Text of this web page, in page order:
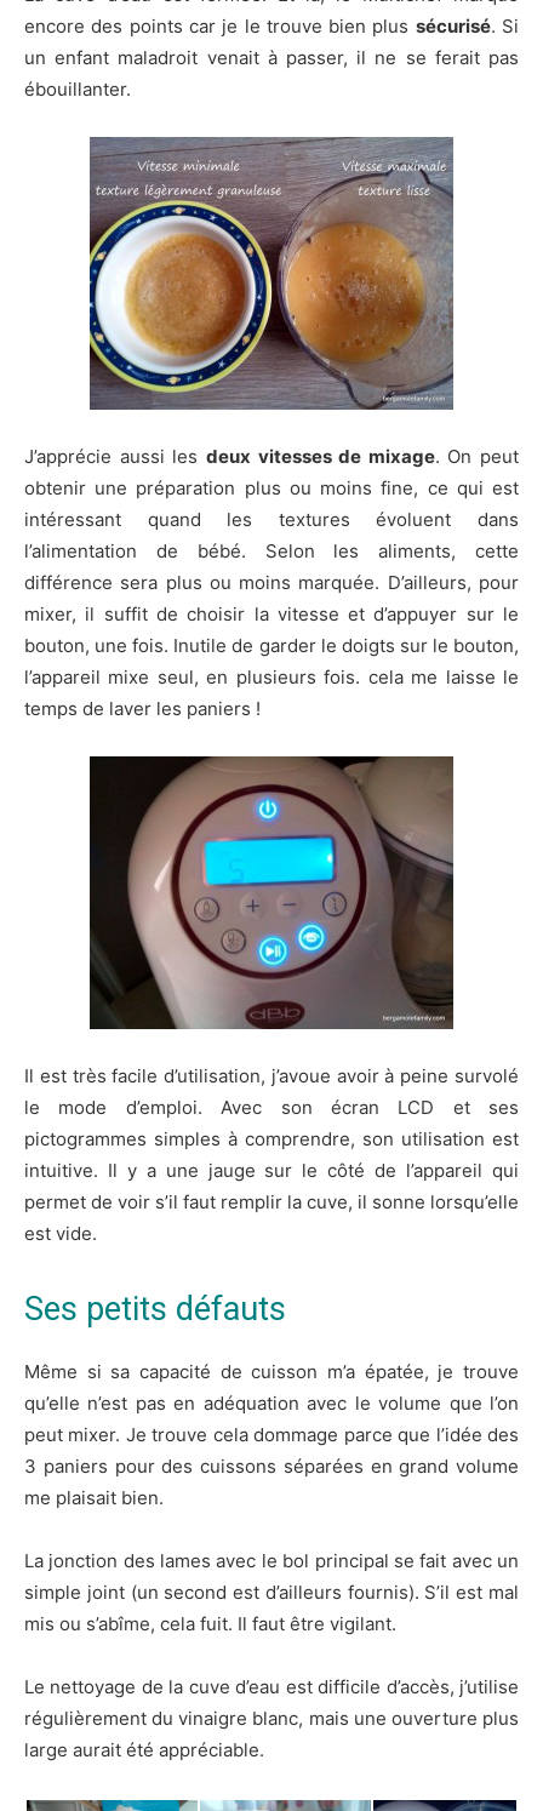
encore des points car je le trouve bien plus sécurisé. Si
un enfant maladroit venait à passer, il ne se ferait pas
ébouillanter.
J’apprécie aussi les deux vitesses de mixage. On peut
obtenir une préparation plus ou moins fine, ce qui est
intéressant quand les textures évoluent dans
l’alimentation de bébé. Selon les aliments, cette
différence sera plus ou moins marquée. D’ailleurs, pour
mixer, il suffit de choisir la vitesse et d’appuyer sur le
bouton, une fois. Inutile de garder le doigts sur le bouton,
l’appareil mixe seul, en plusieurs fois. cela me laisse le
temps de laver les paniers !
Il est très facile d’utilisation, j’avoue avoir à peine survolé
le mode d’emploi. Avec son écran LCD et ses
pictogrammes simples à comprendre, son utilisation est
intuitive. Il y a une jauge sur le côté de l’appareil qui
permet de voir s’il faut remplir la cuve, il sonne lorsqu’elle
est vide.
Ses petits défauts
Même si sa capacité de cuisson m’a épatée, je trouve
qu’elle n’est pas en adéquation avec le volume que l’on
peut mixer. Je trouve cela dommage parce que l’idée des
3 paniers pour des cuissons séparées en grand volume
me plaisait bien.
La jonction des lames avec le bol principal se fait avec un
simple joint (un second est d’ailleurs fournis). S’il est mal
mis ou s’abîme, cela fuit. Il faut être vigilant.
Le nettoyage de la cuve d’eau est difficile d’accès, j’utilise
régulièrement du vinaigre blanc, mais une ouverture plus
large aurait été appréciable.